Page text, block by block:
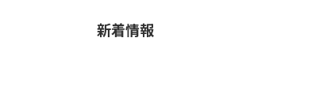
新着情報